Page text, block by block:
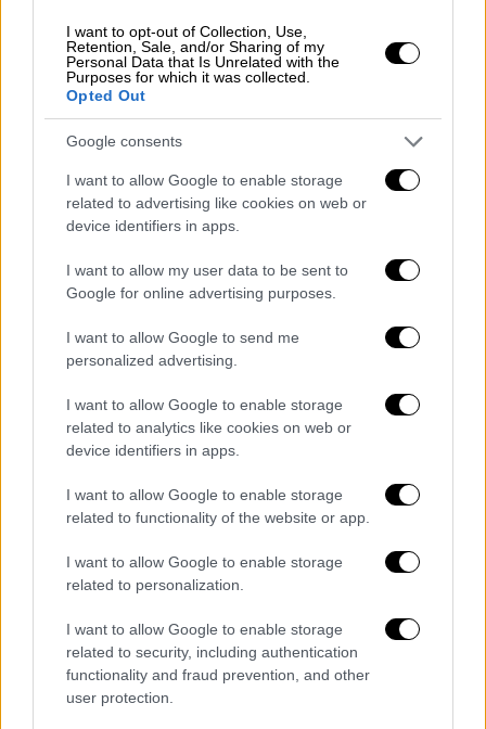
I want to opt-out of Collection, Use,
Retention, Sale, and/or Sharing of my
Personal Data that Is Unrelated with the
Purposes for which it was collected.
Opted Out
Google consents
I want to allow Google to enable storage
related to advertising like cookies on web or
device identifiers in apps.
I want to allow my user data to be sent to
Google for online advertising purposes.
I want to allow Google to send me
personalized advertising.
I want to allow Google to enable storage
related to analytics like cookies on web or
device identifiers in apps.
I want to allow Google to enable storage
related to functionality of the website or app.
I want to allow Google to enable storage
related to personalization.
I want to allow Google to enable storage
related to security, including authentication
functionality and fraud prevention, and other
user protection.
11.12.2019 17:47